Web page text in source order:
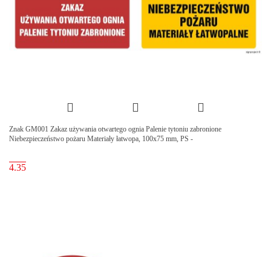
Znak GM001 Zakaz używania otwartego ognia Palenie tytoniu zabronione
Niebezpieczeństwo pożaru Materiały łatwopa, 100x75 mm, PS -
4.35